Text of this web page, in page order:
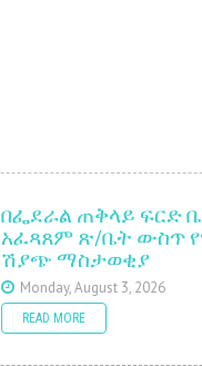
በፌደራል ጠቅላይ ፍርድ
አፈጻጸም ጽ/ቤት ውስጥ
ሽያጭ ማስታወቂያ
Monday, August 3, 2026
READ MORE